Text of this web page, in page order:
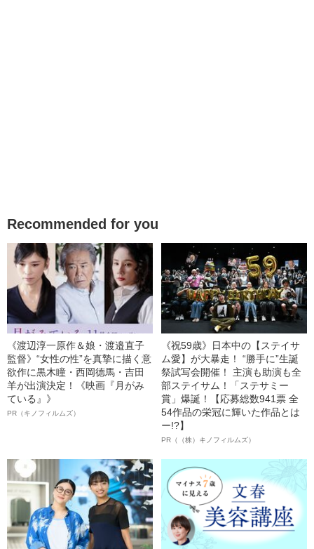
Recommended for you
《渡辺淳一原作＆娘・渡邉直子
監督》“女性の性”を真摯に描く意
欲作に黒木瞳・西岡德馬・吉田
羊が出演決定！《映画『月がみ
ている』》
PR（キノフィルムズ）
《祝59歳》日本中の【ステイサ
ム愛】が大暴走！ “勝手に”生誕
祭試写会開催！ 主演も助演も全
部ステイサム！「ステサミー
賞」爆誕！【応募総数941票 全
54作品の栄冠に輝いた作品とは
ー!?】
PR（（株）キノフィルムズ）